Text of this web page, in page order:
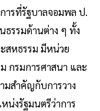
ารที่รัฐบาลจอมพล ป.
ธรรมด้านต่าง ๆ ทั้ง
สหธรรม มีหน่วย
กรมการศาสนา และ
มสำคัญกับการวาง
น่งรัฐมนตรีว่าการ